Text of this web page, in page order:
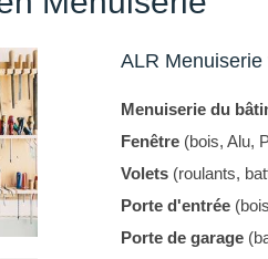
ALR
Menuiserie du
Fenêtre (bois, Alu,
Volets (roulants,
Porte d'entrée
Porte de garage